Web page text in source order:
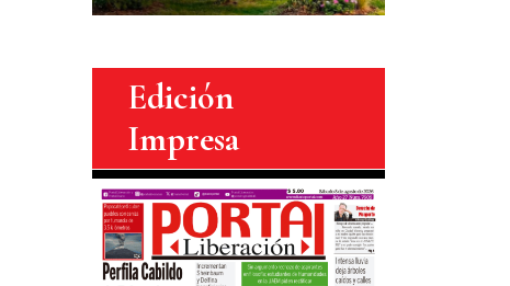
Edición
Impresa